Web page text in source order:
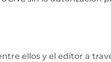
ellos y el editor a